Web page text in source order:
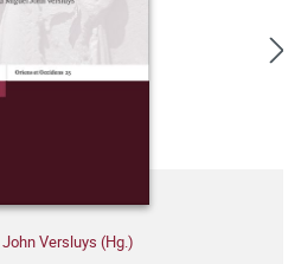
Versluys (Hg.)